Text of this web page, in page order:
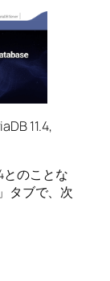
11.4,
とのことな
タブで、次